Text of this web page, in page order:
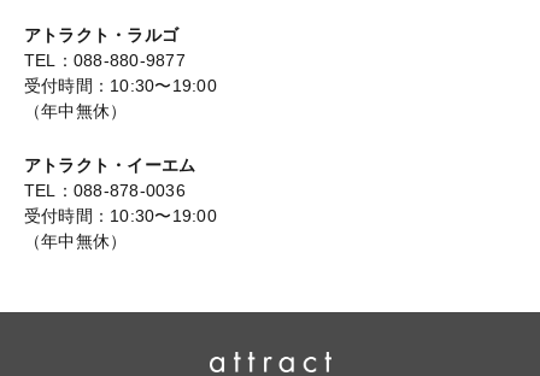
アトラクト・ラルゴ
TEL：088-880-9877
受付時間：10:30〜19:00
（年中無休）
アトラクト・イーエム
TEL：088-878-0036
受付時間：10:30〜19:00
（年中無休）